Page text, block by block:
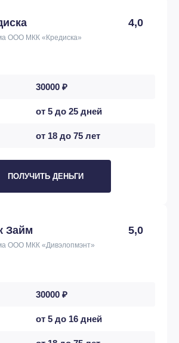
4,0
ООО МКК «Кредиска»
30000 ₽
от 5 до 25 дней
от 18 до 75 лет
ПОЛУЧИТЬ ДЕНЬГИ
Займ 5,0
ООО МКК «Дивэлопмэнт»
30000 ₽
от 5 до 16 дней